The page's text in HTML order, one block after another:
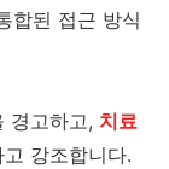
합된 접근 방식
경고하고, 치료
강조합니다.